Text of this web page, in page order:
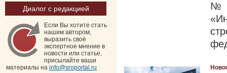
Диалог с редакцией
Если Вы хотите стать
нашим автором,
выразить своё
экспертное мнение в
новости или статье,
присылайте ваши
материалы на info@sroportal.ru